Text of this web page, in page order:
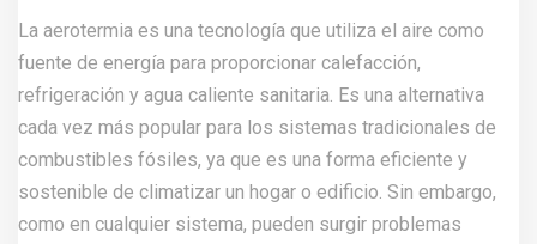
La aerotermia es una tecnología que utiliza el aire como
fuente de energía para proporcionar calefacción,
refrigeración y agua caliente sanitaria. Es una alternativa
cada vez más popular para los sistemas tradicionales de
combustibles fósiles, ya que es una forma eficiente y
sostenible de climatizar un hogar o edificio. Sin embargo,
como en cualquier sistema, pueden surgir problemas